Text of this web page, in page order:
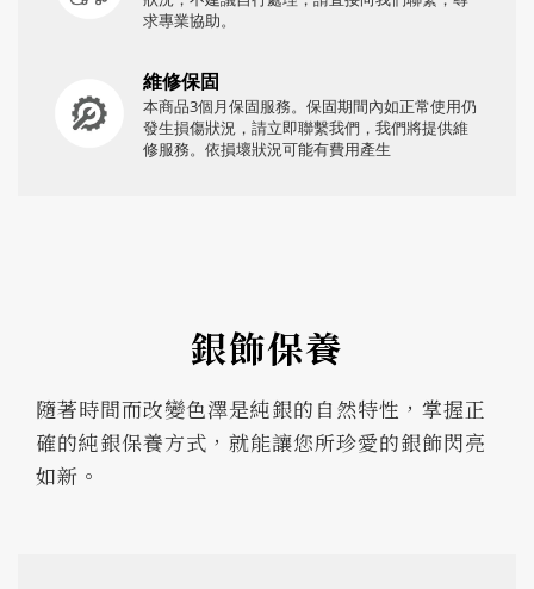
求專業協助。
維修保固
本商品3個月保固服務。保固期間內如正常使用仍
發生損傷狀況，請立即聯繫我們，我們將提供維
修服務。依損壞狀況可能有費用產生
銀飾保養
隨著時間而改變色澤是純銀的自然特性，掌握正
確的純銀保養方式，就能讓您所珍愛的銀飾閃亮
如新。